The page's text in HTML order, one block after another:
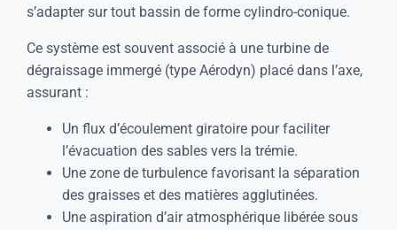
s’adapter sur tout bassin de forme cylindro-conique.
Ce système est souvent associé à une turbine de
dégraissage immergé (type Aérodyn) placé dans l’axe,
assurant :
Un flux d’écoulement giratoire pour faciliter
l’évacuation des sables vers la trémie.
Une zone de turbulence favorisant la séparation
des graisses et des matières agglutinées.
Une aspiration d’air atmosphérique libérée sous